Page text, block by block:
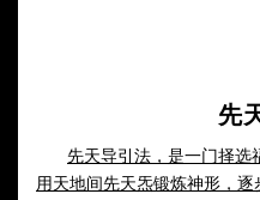
先
先天导引法，是一门择选
用天地间先天炁锻炼神形，